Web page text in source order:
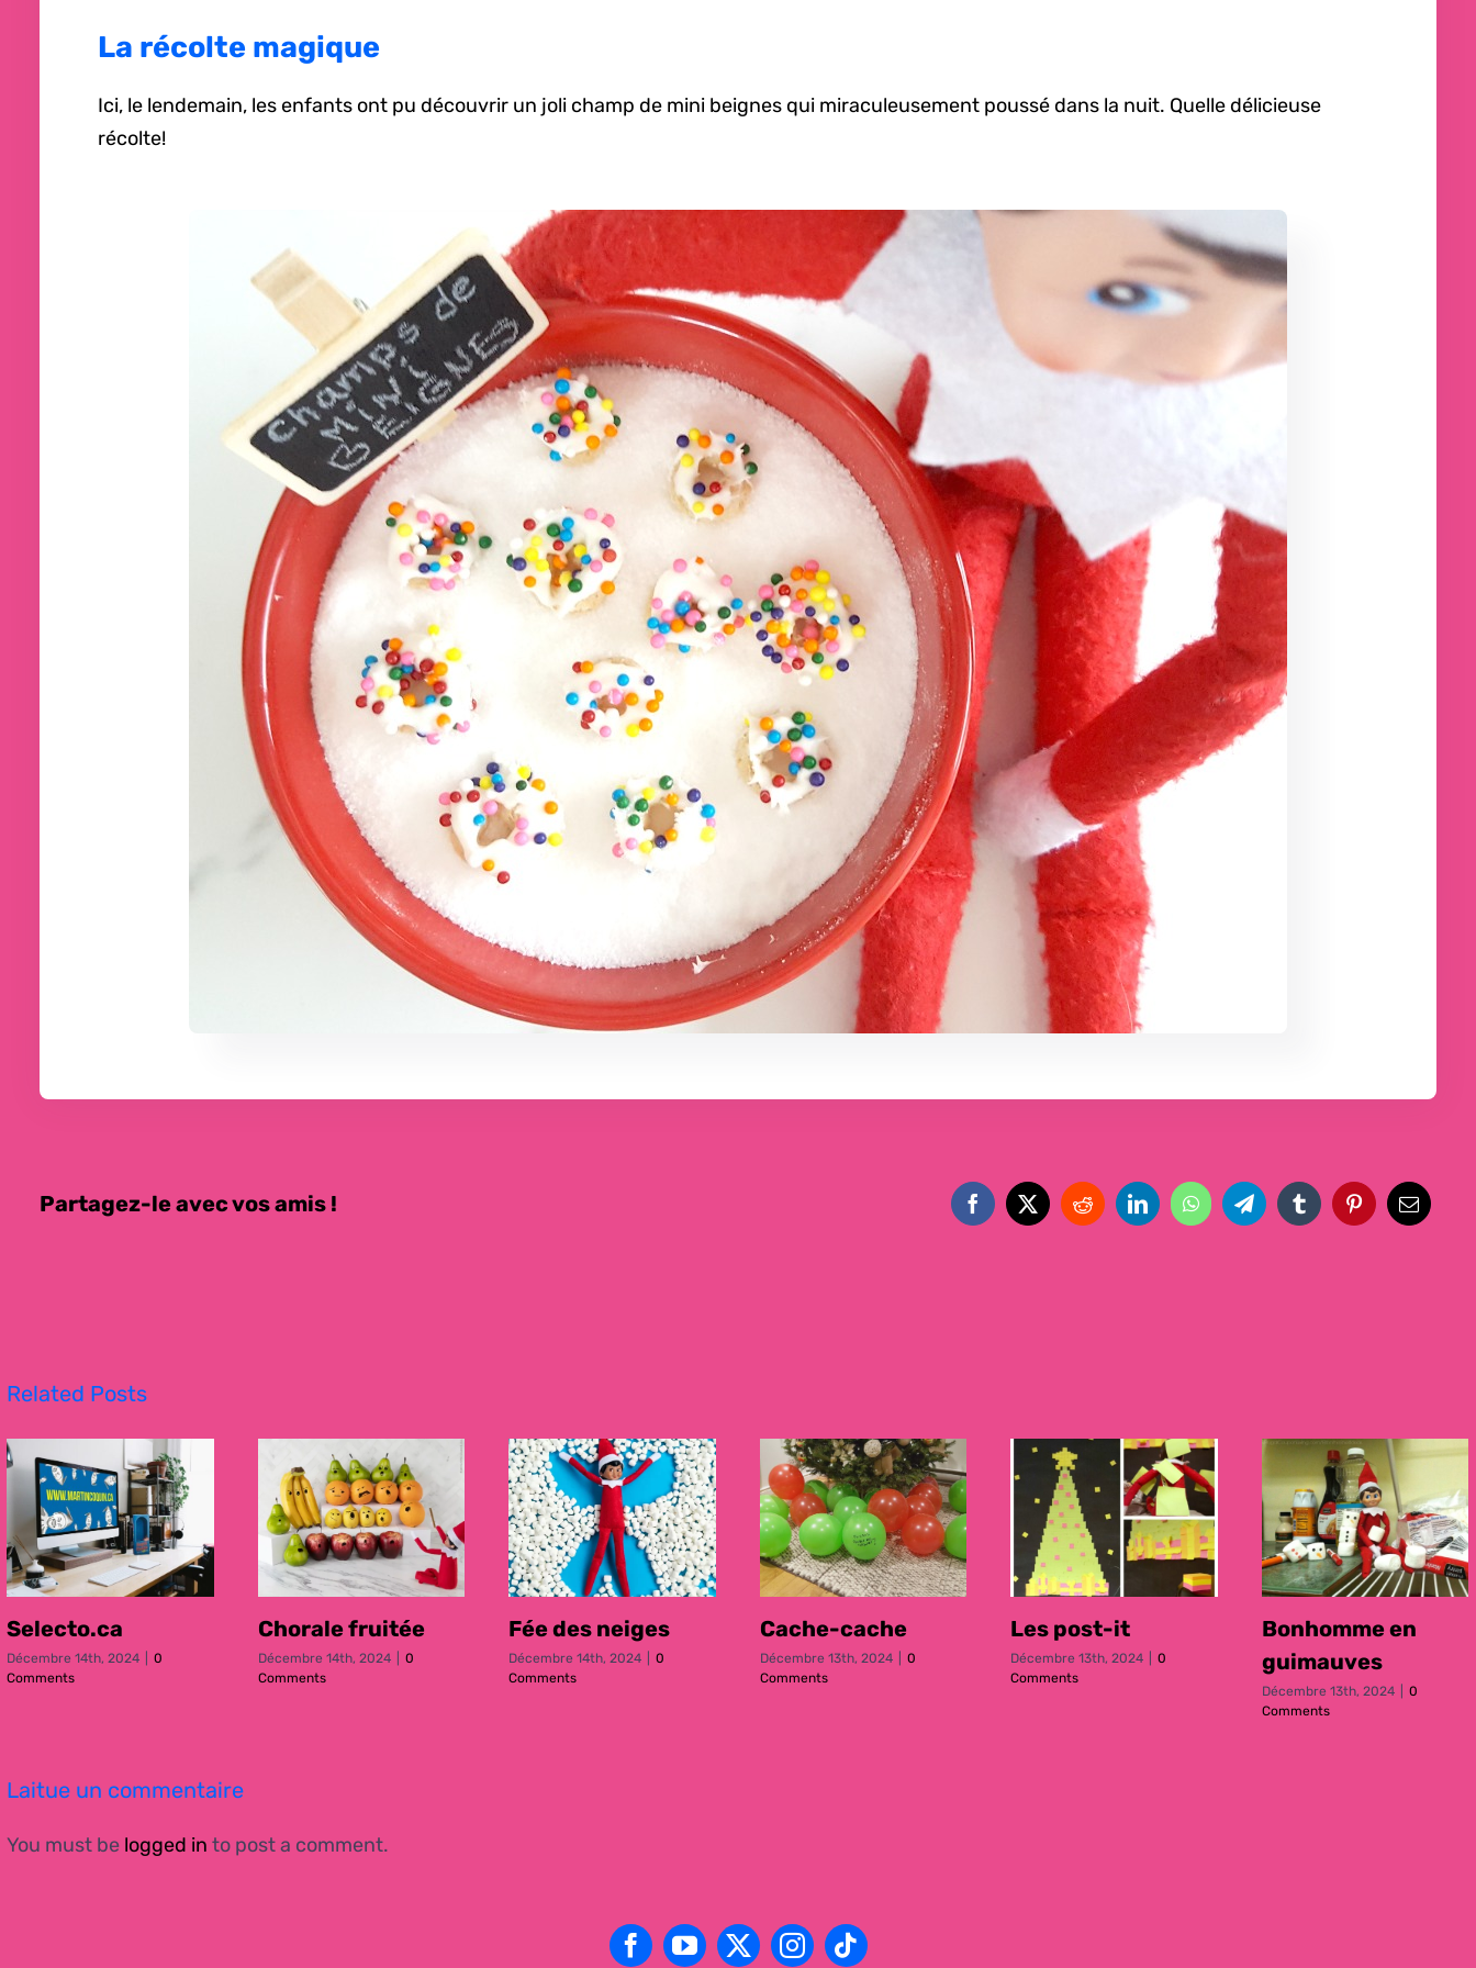
La récolte magique
Ici, le lendemain, les enfants ont pu découvrir un joli champ de mini beignes qui miraculeusement poussé dans la nuit. Quelle délicieuse
récolte!
Partagez-le avec vos amis !
Related Posts
Selecto.ca
Décembre 14th, 2024
0
Comments
Chorale fruitée
Décembre 14th, 2024
0
Comments
Fée des neiges
Décembre 14th, 2024
0
Comments
Cache-cache
Décembre 13th, 2024
0
Comments
Les post-it
Décembre 13th, 2024
0
Comments
Bonhomme en
guimauves
Décembre 13th, 2024
0
Comments
Laitue un commentaire
You must be logged in to post a comment.